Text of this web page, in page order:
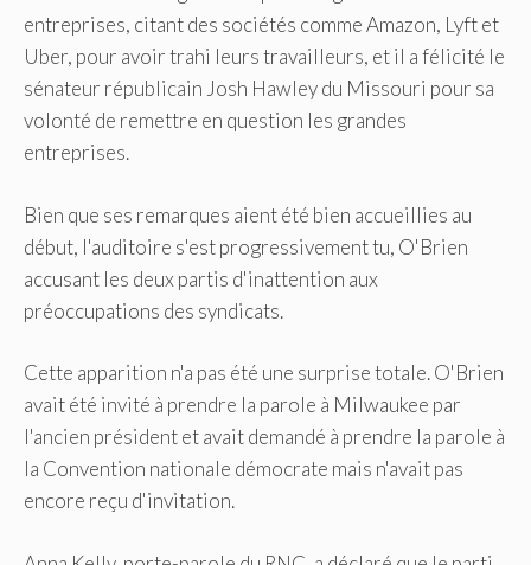
entreprises, citant des sociétés comme Amazon, Lyft et
Uber, pour avoir trahi leurs travailleurs, et il a félicité le
sénateur républicain Josh Hawley du Missouri pour sa
volonté de remettre en question les grandes
entreprises.
Bien que ses remarques aient été bien accueillies au
début, l'auditoire s'est progressivement tu, O'Brien
accusant les deux partis d'inattention aux
préoccupations des syndicats.
Cette apparition n'a pas été une surprise totale. O'Brien
avait été invité à prendre la parole à Milwaukee par
l'ancien président et avait demandé à prendre la parole à
la Convention nationale démocrate mais n'avait pas
encore reçu d'invitation.